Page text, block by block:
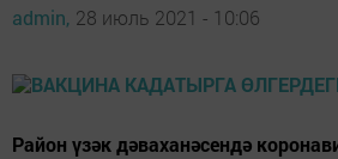
admin, 28 июль 2021 - 10:06
Район үзәк дәваханәсендә